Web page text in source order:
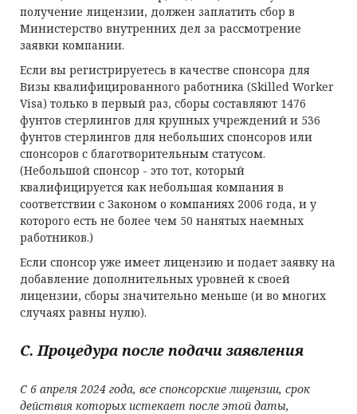
получение лицензии, должен заплатить сбор в
Министерство внутренних дел за рассмотрение
заявки компании.
Если вы регистрируетесь в качестве спонсора для
Визы квалифицированного работника (Skilled Worker
Visa) только в первый раз, сборы составляют 1476
фунтов стерлингов для крупных учреждений и 536
фунтов стерлингов для небольших спонсоров или
спонсоров с благотворительным статусом.
(Небольшой спонсор - это тот, который
квалифицируется как небольшая компания в
соответствии с Законом о компаниях 2006 года, и у
которого есть не более чем 50 нанятых наемных
работников.)
Если спонсор уже имеет лицензию и подает заявку на
добавление дополнительных уровней к своей
лицензии, сборы значительно меньше (и во многих
случаях равны нулю).
C. Процедура после подачи заявления
С 6 апреля 2024 года, все спонсорскиелицензии, срок
действия которых истекает после этой даты,